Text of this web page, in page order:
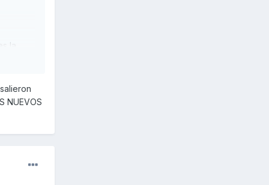
NUEVOS